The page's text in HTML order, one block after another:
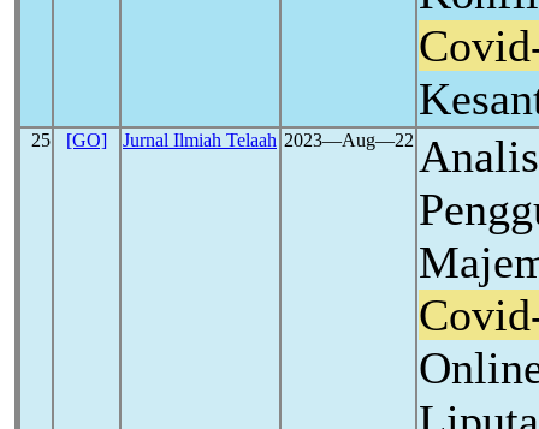
25 [GO] Jurnal Ilmiah Telaah 2023―Aug―22